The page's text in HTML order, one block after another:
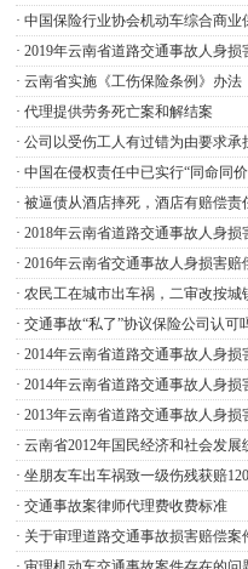
· 中国保险行业协会机动车综合商业
· 2019年云南省道路交通事故人身损
· 云南省实施《工伤保险条例》办法
· 代理提供劳务死亡案和解结案
· 公司以受伤工人有过错为由要求承
· 中国在侵权责任中已实行“同命同
· 被逼债从酒店摔死，酒店有赔偿责
· 2018年云南省道路交通事故人身
· 2016年云南省交通事故人身损害赔
· 农民工在城市出车祸，二审改按城
· 交通事故“私了”协议保险公司认可
· 2014年云南省道路交通事故人身
· 2014年云南省道路交通事故人身损
· 2013年云南省道路交通事故人身损
· 云南省2012年国民经济和社会发展
· 坐朋友车出车祸致一级伤残获赔
· 交通事故案律师代理费收费标准
· 关于审理道路交通事故损害赔偿